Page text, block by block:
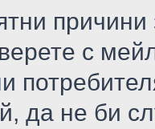
с
да не би